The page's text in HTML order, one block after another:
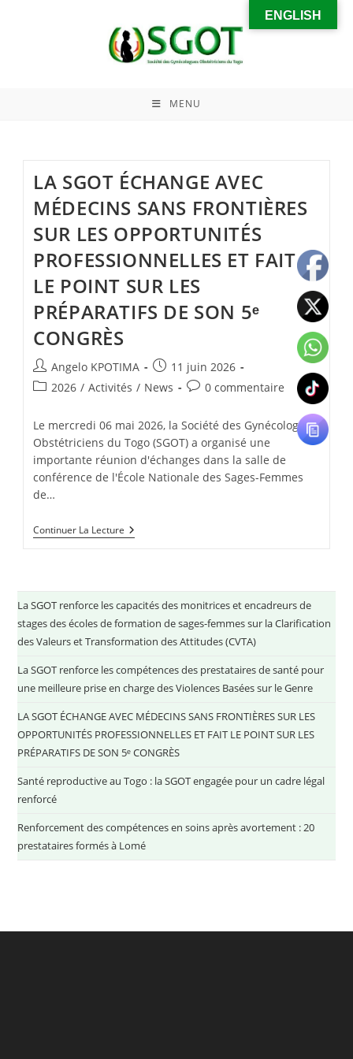
MENU
LA SGOT ÉCHANGE AVEC
MÉDECINS SANS FRONTIÈRES
SUR LES OPPORTUNITÉS
PROFESSIONNELLES ET FAIT
LE POINT SUR LES
PRÉPARATIFS DE SON 5ᵉ
CONGRÈS
Angelo KPOTIMA
11 juin 2026
2026 / Activités / News 0 commentaire
Le mercredi 06 mai 2026, la Société des Gynécologues
Obstétriciens du Togo (SGOT) a organisé une
importante réunion d'échanges dans la salle de
conférence de l'École Nationale des Sages-Femmes
de…
Continuer La Lecture
La SGOT renforce les capacités des monitrices et encadreurs de
stages des écoles de formation de sages-femmes sur la Clarification
des Valeurs et Transformation des Attitudes (CVTA)
La SGOT renforce les compétences des prestataires de santé pour
une meilleure prise en charge des Violences Basées sur le Genre
LA SGOT ÉCHANGE AVEC MÉDECINS SANS FRONTIÈRES SUR LES
OPPORTUNITÉS PROFESSIONNELLES ET FAIT LE POINT SUR LES
PRÉPARATIFS DE SON 5ᵉ CONGRÈS
Santé reproductive au Togo : la SGOT engagée pour un cadre légal
renforcé
Renforcement des compétences en soins après avortement : 20
prestataires formés à Lomé
ENGLISH